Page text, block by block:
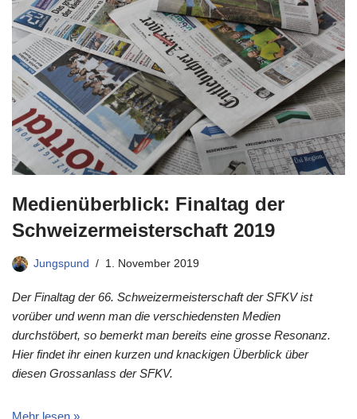
Medienüberblick: Finaltag der
Schweizermeisterschaft 2019
Jungspund 1. November 2019
Der Finaltag der 66. Schweizermeisterschaft der SFKV ist
vorüber und wenn man die verschiedensten Medien
durchstöbert, so bemerkt man bereits eine grosse Resonanz.
Hier findet ihr einen kurzen und knackigen Überblick über
diesen Grossanlass der SFKV.
Mehr lesen »